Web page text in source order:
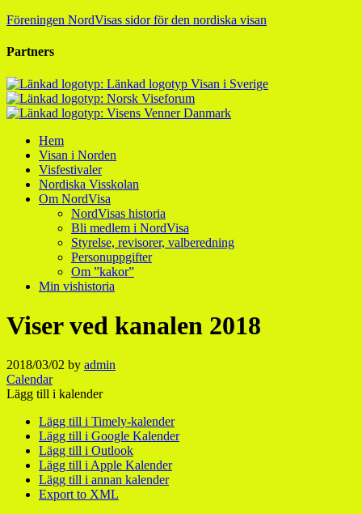
Föreningen NordVisas sidor för den nordiska visan
Partners
Hem
Visan i Norden
Visfestivaler
Nordiska Visskolan
Om NordVisa
NordVisas historia
Bli medlem i NordVisa
Styrelse, revisorer, valberedning
Personuppgifter
Om ”kakor”
Min vishistoria
Viser ved kanalen 2018
2018/03/02 by admin
Calendar
Lägg till i kalender
Lägg till i Timely-kalender
Lägg till i Google Kalender
Lägg till i Outlook
Lägg till i Apple Kalender
Lägg till i annan kalender
Export to XML